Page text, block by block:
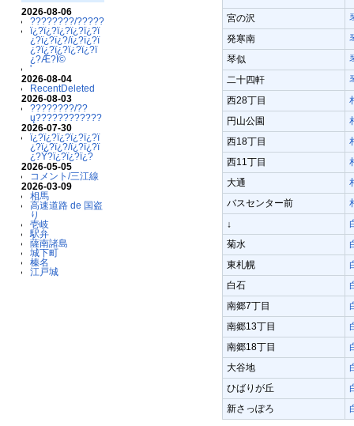
2026-08-06
????????/??????????
ï¿?ï¿?ï¿?ï¿?ï¿?ï
¿?ï¿?ï¿?/ï¿?ï¿?ï
¿?ï¿?ï¿?ï¿?ï¿?ï
¿?Æ?Ï©
'
2026-08-04
RecentDeleted
2026-08-03
????????/??
ų????????????
2026-07-30
ï¿?ï¿?ï¿?ï¿?ï¿?ï
¿?ï¿?ï¿?/ï¿?ï¿?ï
¿?Ý?ï¿?ï¿?ï¿?
2026-05-05
コメント/三江線
2026-03-09
相馬
高速道路 de 国盗
り
壱岐
駅弁
薩南諸島
城下町
榛名
江戸城
宮の沢
発寒南
琴似
二十四軒
西28丁目
円山公園
西18丁目
西11丁目
大通
バスセンター前
↓
菊水
東札幌
白石
南郷7丁目
南郷13丁目
南郷18丁目
大谷地
ひばりが丘
新さっぽろ